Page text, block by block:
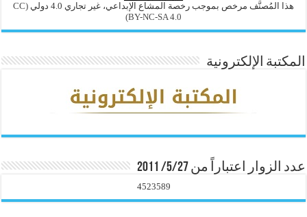
هذا المُصنَّف مرخص بموجب رخصة المشاع الإبداعي، غير تجاري 4.0 دولي
(CC
BY-NC-SA 4.0)
المكتبة الإلكترونية
عدد الزوار اعتباراً من 5/27/ 2011
4523589